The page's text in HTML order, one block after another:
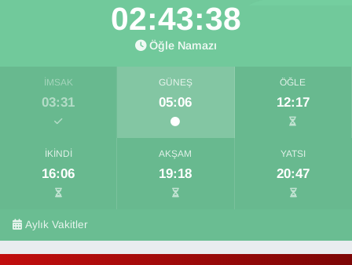
02:43:38
Öğle Namazı
İMSAK
03:31
GÜNEŞ
05:06
ÖĞLE
12:17
İKINDI
16:06
AKŞAM
19:18
YATSI
20:47
Aylık Vakitler